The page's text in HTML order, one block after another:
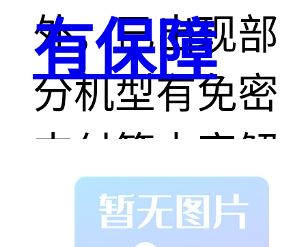
外，已出现部
分机型有免密
支付等内容解
锁，即在绑定
有保障